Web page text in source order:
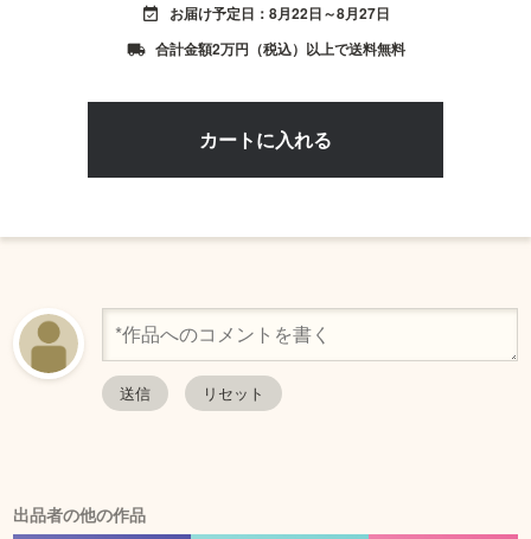
event_available お届け予定日：8月22日～8月27日
local_shipping 合計金額2万円（税込）以上で送料無料
出品者の他の作品